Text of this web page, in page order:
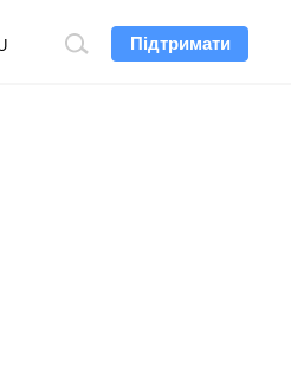
Підтримати
Пошук